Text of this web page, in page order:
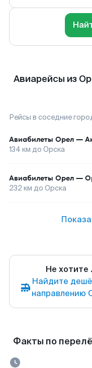
Авиарейсы из
Рейсы в соседние
Авиабилеты Орел —
134 км до Орска
Авиабилеты Орел —
232 км до Орска
Не хотите
Найдите
направлению
Факты по